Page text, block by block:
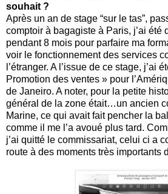
souhait ?
Après un an de stage “sur le tas”,
comptoir à bagagiste à Paris, j’ai été
pendant 8 mois pour parfaire ma
voir le fonctionnement des services
l’étranger. A l’issue de ce stage, j’ai
Promotion des ventes » pour
de Janeiro. A noter, pour la petite
général de la zone était…un ancien
Marine, ce qui avait fait pencher la
comme il me l’a avoué plus tard.
j’ai quitté le commissariat, celui ci a
route à des moments très importants